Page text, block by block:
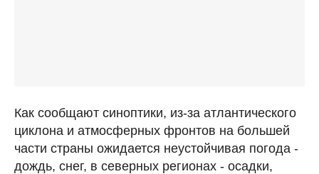
Как сообщают синоптики, из-за атлантического
циклона и атмосферных фронтов на большей
части страны ожидается неустойчивая погода -
дождь, снег, в северных регионах - осадки,